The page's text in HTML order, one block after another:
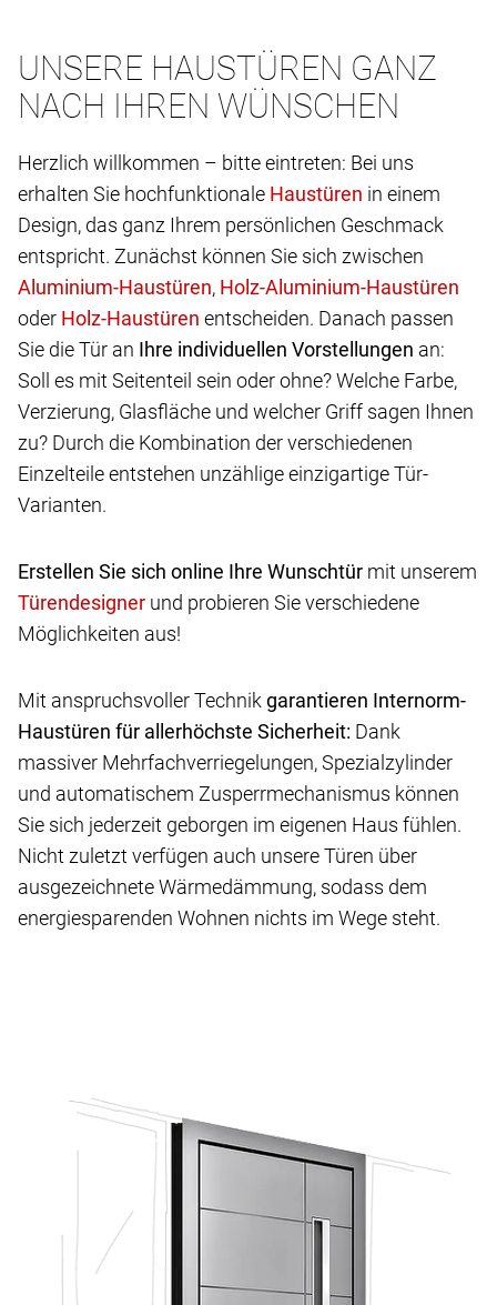
UNSERE HAUSTÜREN GANZ
NACH IHREN WÜNSCHEN
Herzlich willkommen – bitte eintreten: Bei uns
erhalten Sie hochfunktionale
in einem
Design, das ganz Ihrem persönlichen Geschmack
entspricht. Zunächst können Sie sich zwischen
,
oder
entscheiden. Danach passen
Sie die Tür an Ihre individuellen Vorstellungen an:
Soll es mit Seitenteil sein oder ohne? Welche Farbe,
Verzierung, Glasfläche und welcher Griff sagen Ihnen
zu? Durch die Kombination der verschiedenen
Einzelteile entstehen unzählige einzigartige Tür-
Varianten.
Erstellen Sie sich online Ihre Wunschtür mit unserem
und probieren Sie verschiedene
Möglichkeiten aus!
Mit anspruchsvoller Technik garantieren Internorm-
Haustüren für allerhöchste Sicherheit: Dank
massiver Mehrfachverriegelungen, Spezialzylinder
und automatischem Zusperrmechanismus können
Sie sich jederzeit geborgen im eigenen Haus fühlen.
Nicht zuletzt verfügen auch unsere Türen über
ausgezeichnete Wärmedämmung, sodass dem
energiesparenden Wohnen nichts im Wege steht.